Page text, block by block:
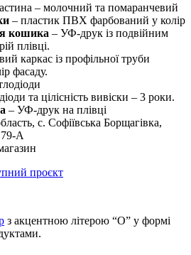
– молочний та помаранчевий
– пластик ПВХ фарбований у колір
кошика – УФ-друк із подвійним
плівці.
каркас із профільної труби
фасаду.
та цілісність вивіски – 3 роки.
– УФ-друк на плівці
с. Софіївська Борщагівка,
А
проєкт
з акцентною літерою “О” у формі